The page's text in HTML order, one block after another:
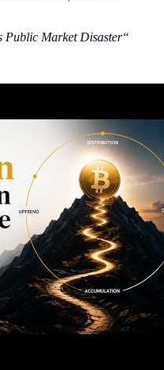
Public Market Disaster“